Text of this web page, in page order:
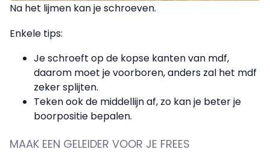
Na het lijmen kan je schroeven.
Enkele tips:
Je schroeft op de kopse kanten van mdf,
daarom moet je voorboren, anders zal het mdf
zeker splijten.
Teken ook de middellijn af, zo kan je beter je
boorpositie bepalen.
MAAK EEN GELEIDER VOOR JE FREES